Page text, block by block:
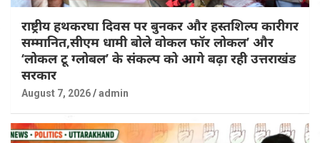
राष्ट्रीय हथकरघा दिवस पर बुनकर और हस्तशिल्प कारीगर
सम्मानित,सीएम धामी बोले वोकल फॉर लोकल’ और
‘लोकल टू ग्लोबल’ के संकल्प को आगे बढ़ा रही उत्तराखंड
सरकार
August 7, 2026 admin